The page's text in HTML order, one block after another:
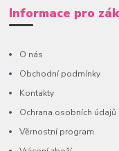
Informace pro
O nás
Obchodní podmínky
Kontakty
Ochrana osobních údajů
Věrnostní program